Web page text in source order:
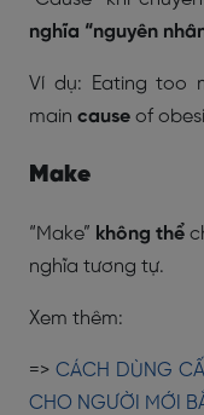
nghĩa “nguyên
Ví dụ: Eating too
main cause of
Make
“Make” không thể
nghĩa tương tự.
Xem thêm:
=> CÁCH DÙNG
CHO NGƯỜI MỚI